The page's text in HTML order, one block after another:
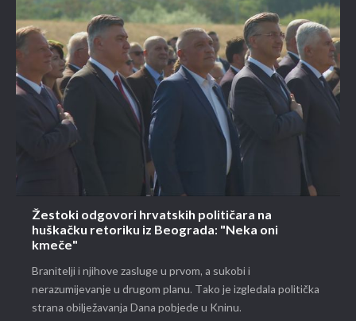
Žestoki odgovori hrvatskih političara na
huškačku retoriku iz Beograda: "Neka oni
kmeče"
Branitelji i njihove zasluge u prvom, a sukobi i
nerazumijevanje u drugom planu. Tako je izgledala politička
strana obilježavanja Dana pobjede u Kninu.